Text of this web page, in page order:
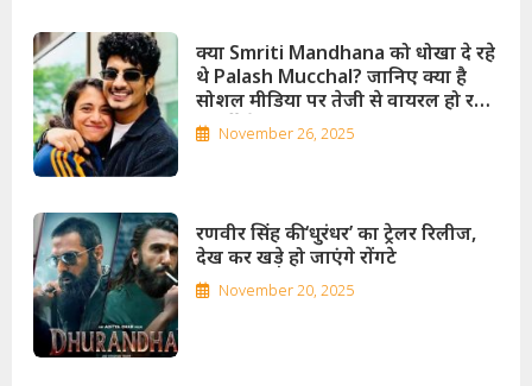
क्‍या Smriti Mandhana को धोखा दे रहे
थे Palash Mucchal? जानिए क्या है
सोशल मीडिया पर तेजी से वायरल हो रहे
फ्लर्टी चैट्स का सच
November 26, 2025
रणवीर सिंह की ‘धुरंधर’ का ट्रेलर रिलीज,
देख कर खड़े हो जाएंगे रोंगटे
November 20, 2025